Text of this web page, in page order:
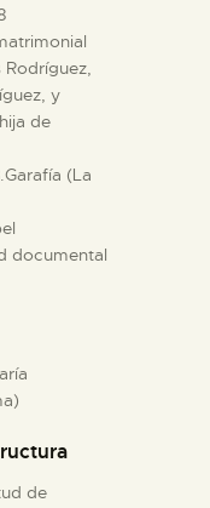
y
de
(La
documental
de